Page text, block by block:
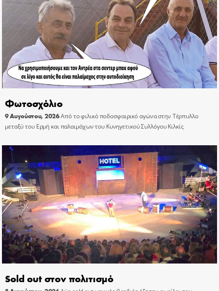
Φωτοσχόλιο
9 Αυγούστου, 2026Από το φιλικό ποδοσφαιρικό αγώνα στην Τέρπυλλο
μεταξύ του Ερμή και παλαιμάχων του Κυνηγετικού Συλλόγου Κιλκίς
Sold out στον πολιτισμό